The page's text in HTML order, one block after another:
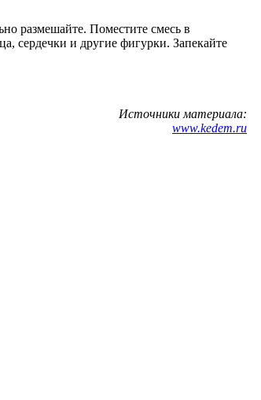
размешайте. Поместите смесь в
сердечки и другие фигурки. Запекайте
Источники материала:
www.kedem.ru